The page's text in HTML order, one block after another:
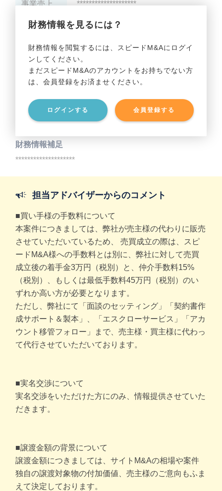
財務情報を見るには？
財務情報を閲覧するには、スピードM&Aにログイ
ンしてください。
まだスピードM&Aのアカウントをお持ちでない方
は、会員登録をお済ませください。
ログインする 会員登録する
事業売上 ********************
事業利益 ********************
貸借対照表（B/S）
事業資産 ********************
事業負債 ********************
財務情報補足
********************
担当アドバイザーからのコメント
■買い手様の手数料について
本案件につきましては、弊社が売主様の代わりに販売
させていただいているため、 売買成立の際は、スピ
ードM&A様への手数料とは別に、弊社に対して売買
成立後の着手金3万円（税別）と、仲介手数料15%
（税別）、もしくは最低手数料45万円（税別）のい
ずれか高い方が必要となります。
ただし、弊社にて「面談のセッティング」「契約書作
成サポート＆製本」、「エスクローサービス」「アカ
ウント移管フォロー」まで、売主様・買主様に代わっ
て代行させていただいております。
■実名交渉について
実名交渉をいただけた方にのみ、情報提供させていた
だきます。
■譲渡金額の背景について
譲渡金額につきましては、サイトM&Aの相場や案件
独自の譲渡対象物の付加価値、売主様のご意向もふま
えて決定しております。